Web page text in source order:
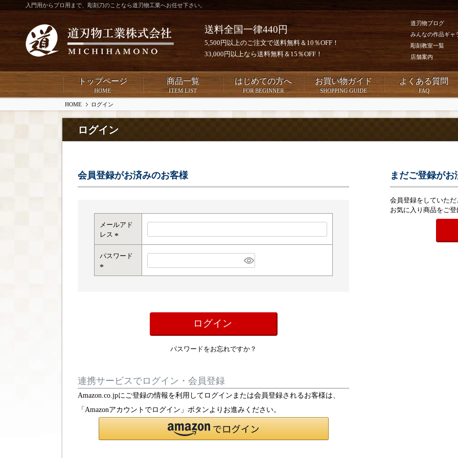
入門用からプロ用まで、彫刻刀のことなら道刃物工業へお任せ下さい。
送料全国一律440円
5,500円以上のご注文で送料無料＆10％OFF！
33,000円以上なら送料無料＆15％OFF！
道刃物ブログ
みんなの作品ギャ
彫刻教室一覧
店舗案内
トップページ
HOME
商品一覧
ITEM LIST
はじめての方へ
FOR BEGINNER
お買い物ガイド
SHOPPING GUIDE
よくある質問
FAQ
HOME ログイン
ログイン
会員登録がお済みのお客様
メールアド
レス
(
必
)
パスワード
(
ログイン
パスワードをお忘れですか？
連携サービスでログイン・会員登録
Amazon.co.jpにご登録の情報を利用してログインまたは会員登録されるお客様は、
「Amazonアカウントでログイン」ボタンよりお進みください。
まだご登録が
会員登録をしていた
お気に入り商品をご